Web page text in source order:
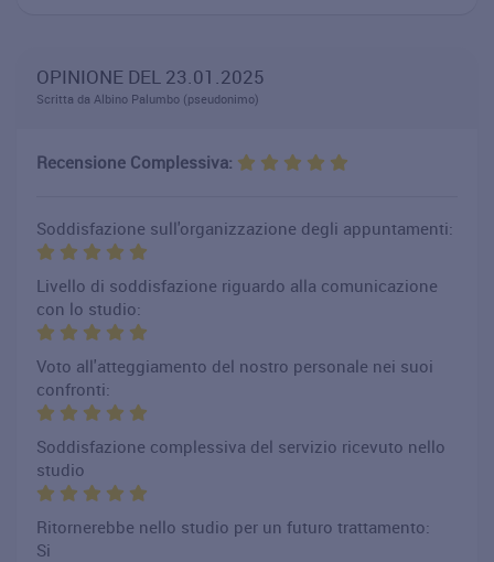
OPINIONE DEL 23.01.2025
Scritta da Albino Palumbo (pseudonimo)
Recensione Complessiva:
Soddisfazione sull'organizzazione degli appuntamenti:
Livello di soddisfazione riguardo alla comunicazione
con lo studio:
Voto all'atteggiamento del nostro personale nei suoi
confronti:
Soddisfazione complessiva del servizio ricevuto nello
studio
Ritornerebbe nello studio per un futuro trattamento:
Si